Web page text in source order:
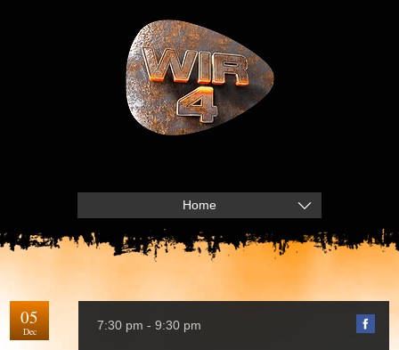
Home
05
Dec 7:30 pm - 9:30 pm